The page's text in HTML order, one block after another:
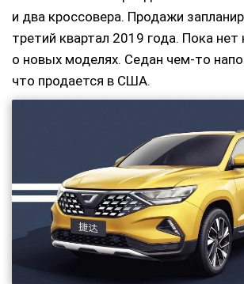
и два кроссовера. Продажи
третий квартал 2019 года. Пока нет
о новых моделях. Седан чем-то
что продается в США.